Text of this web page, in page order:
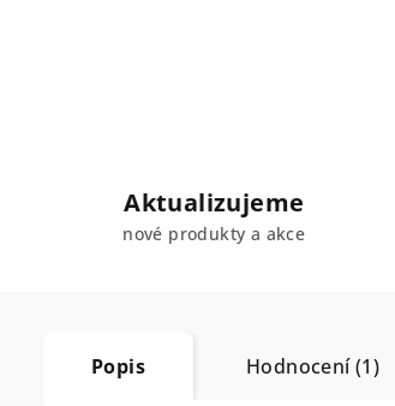
Aktualizujeme
nové produkty a akce
Popis Hodnocení (1)